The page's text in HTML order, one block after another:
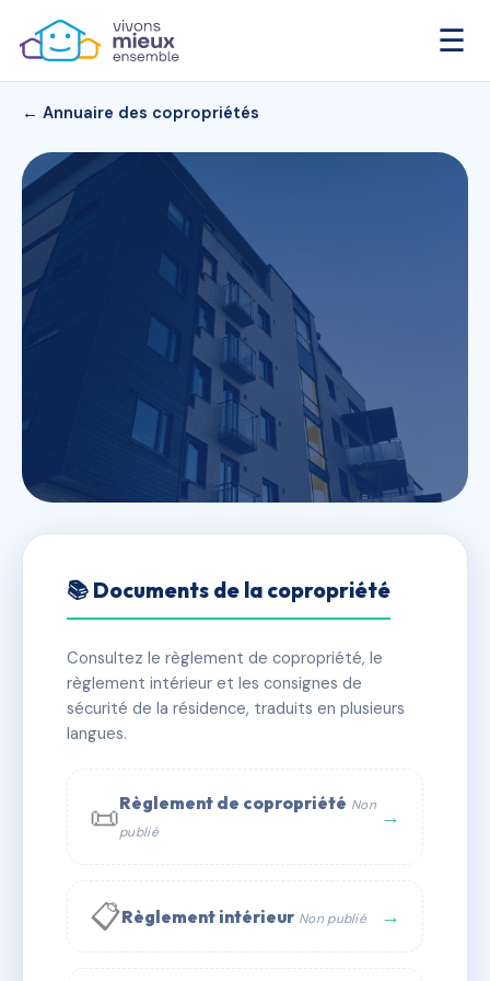
☰
← Annuaire des copropriétés
Immeuble Les Primevères 2
✓ Immatriculée 🏠 14 lots 🏗 1 bâtiment(s)
📞 Contacter Syndic Digital
📚 Documents de la copropriété
Consultez le règlement de copropriété, le
règlement intérieur et les consignes de
sécurité de la résidence, traduits en plusieurs
langues.
📜Règlement de copropriété Non
publié
→
📋Règlement intérieur Non publié →